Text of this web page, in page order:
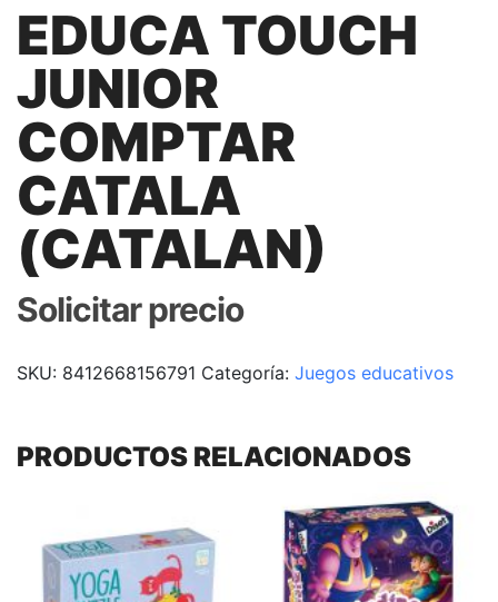
EDUCA TOUCH
JUNIOR
COMPTAR
CATALA
(CATALAN)
Solicitar precio
SKU: 8412668156791 Categoría: Juegos educativos
PRODUCTOS RELACIONADOS